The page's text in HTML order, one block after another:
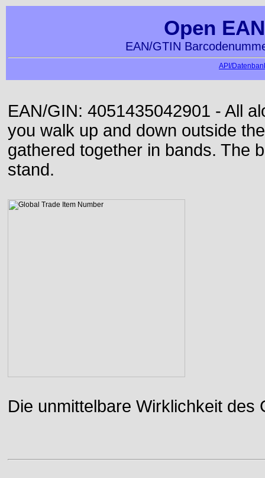
Open
EAN/GTIN
API/
EAN/GIN: 4051435042901 - All
you walk up and down outside
gathered together in bands. The
stand.
Die unmittelbare Wirklichkeit des